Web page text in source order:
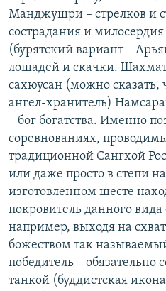
Манджушри – стрелков и
сострадания и
(бурятский вариант –
лошадей и скачки.
сахюусан (можно сказать,
ангел-хранитель)
– бог богатства. Именно
соревнованиях,
традиционной Сангхой
или даже просто в степи
изготовленном шесте
покровитель данного
например, выходя на
божеством так
победитель – обязательно
танкой (буддистская